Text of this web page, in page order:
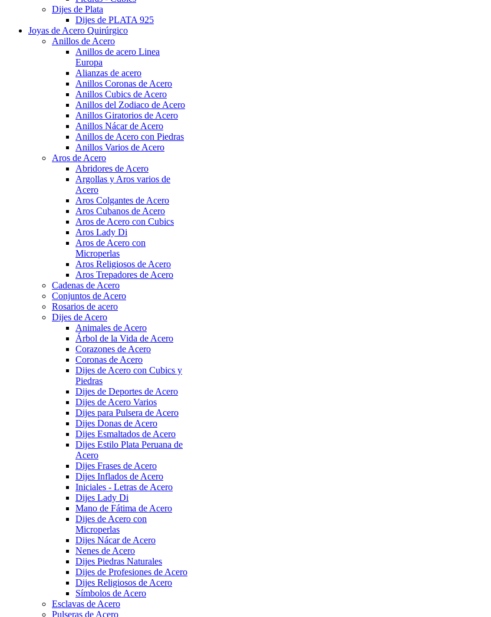
Dijes de Plata
Dijes de PLATA 925
Joyas de Acero Quirúrgico
Anillos de Acero
Anillos de acero Linea
Europa
Alianzas de acero
Anillos Coronas de Acero
Anillos Cubics de Acero
Anillos del Zodiaco de Acero
Anillos Giratorios de Acero
Anillos Nácar de Acero
Anillos de Acero con Piedras
Anillos Varios de Acero
Aros de Acero
Abridores de Acero
Argollas y Aros varios de
Acero
Aros Colgantes de Acero
Aros Cubanos de Acero
Aros de Acero con Cubics
Aros Lady Di
Aros de Acero con
Microperlas
Aros Religiosos de Acero
Aros Trepadores de Acero
Cadenas de Acero
Conjuntos de Acero
Rosarios de acero
Dijes de Acero
Animales de Acero
Árbol de la Vida de Acero
Corazones de Acero
Coronas de Acero
Dijes de Acero con Cubics y
Piedras
Dijes de Deportes de Acero
Dijes de Acero Varios
Dijes para Pulsera de Acero
Dijes Donas de Acero
Dijes Esmaltados de Acero
Dijes Estilo Plata Peruana de
Acero
Dijes Frases de Acero
Dijes Inflados de Acero
Iniciales - Letras de Acero
Dijes Lady Di
Mano de Fátima de Acero
Dijes de Acero con
Microperlas
Dijes Nácar de Acero
Nenes de Acero
Dijes Piedras Naturales
Dijes de Profesiones de Acero
Dijes Religiosos de Acero
Símbolos de Acero
Esclavas de Acero
Pulseras de Acero